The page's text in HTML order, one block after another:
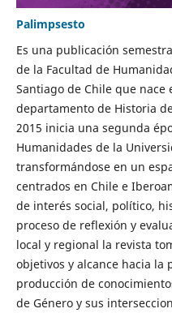
Palimpsesto
Es una publicación
de la Facultad de
Santiago de Chile que nace
departamento de Historia
2015 inicia una segunda
Humanidades de la
transformándose en un
centrados en Chile e
de interés social, político,
proceso de reflexión y
local y regional la revista
objetivos y alcance hacia la
producción de
de Género y sus